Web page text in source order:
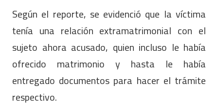
Según el reporte, se evidenció que la víctima
tenía una relación extramatrimonial con el
sujeto ahora acusado, quien incluso le había
ofrecido matrimonio y hasta le había
entregado documentos para hacer el trámite
respectivo.